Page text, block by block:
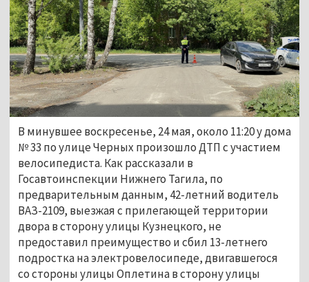
В минувшее воскресенье, 24 мая, около 11:20 у дома
№ 33 по улице Черных произошло ДТП с участием
велосипедиста. Как рассказали в
Госавтоинспекции Нижнего Тагила, по
предварительным данным, 42-летний водитель
ВАЗ-2109, выезжая с прилегающей территории
двора в сторону улицы Кузнецкого, не
предоставил преимущество и сбил 13-летнего
подростка на электровелосипеде, двигавшегося
со стороны улицы Оплетина в сторону улицы